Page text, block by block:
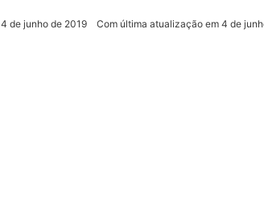
4 de junho de 2019 Com última atualização em 4 de